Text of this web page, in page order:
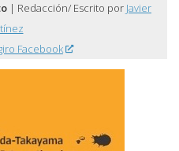
| Redacción/ Escrito por Javier
Facebook